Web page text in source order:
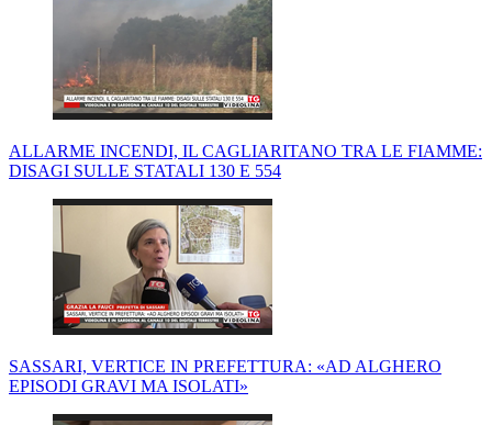
ALLARME INCENDI, IL CAGLIARITANO TRA LE FIAMME:
DISAGI SULLE STATALI 130 E 554
SASSARI, VERTICE IN PREFETTURA: «AD ALGHERO
EPISODI GRAVI MA ISOLATI»